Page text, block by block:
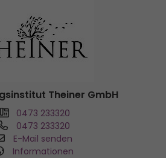
Theiner GmbH
0473 233320
0473 233320
E-Mail senden
Informationen